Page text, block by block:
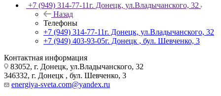
+7 (949) 314-77-11г. Донецк, ул.Владычанского, 32
Назад
Телефоны
+7 (949) 314-77-11г. Донецк, ул.Владычанского, 32
+7 (949) 403-93-05г. Донецк , бул. Шевченко, 3
Контактная информация
83052, г. Донецк, ул.Владычанского, 32
346332, г. Донецк , бул. Шевченко, 3
energiya-sveta.com@yandex.ru